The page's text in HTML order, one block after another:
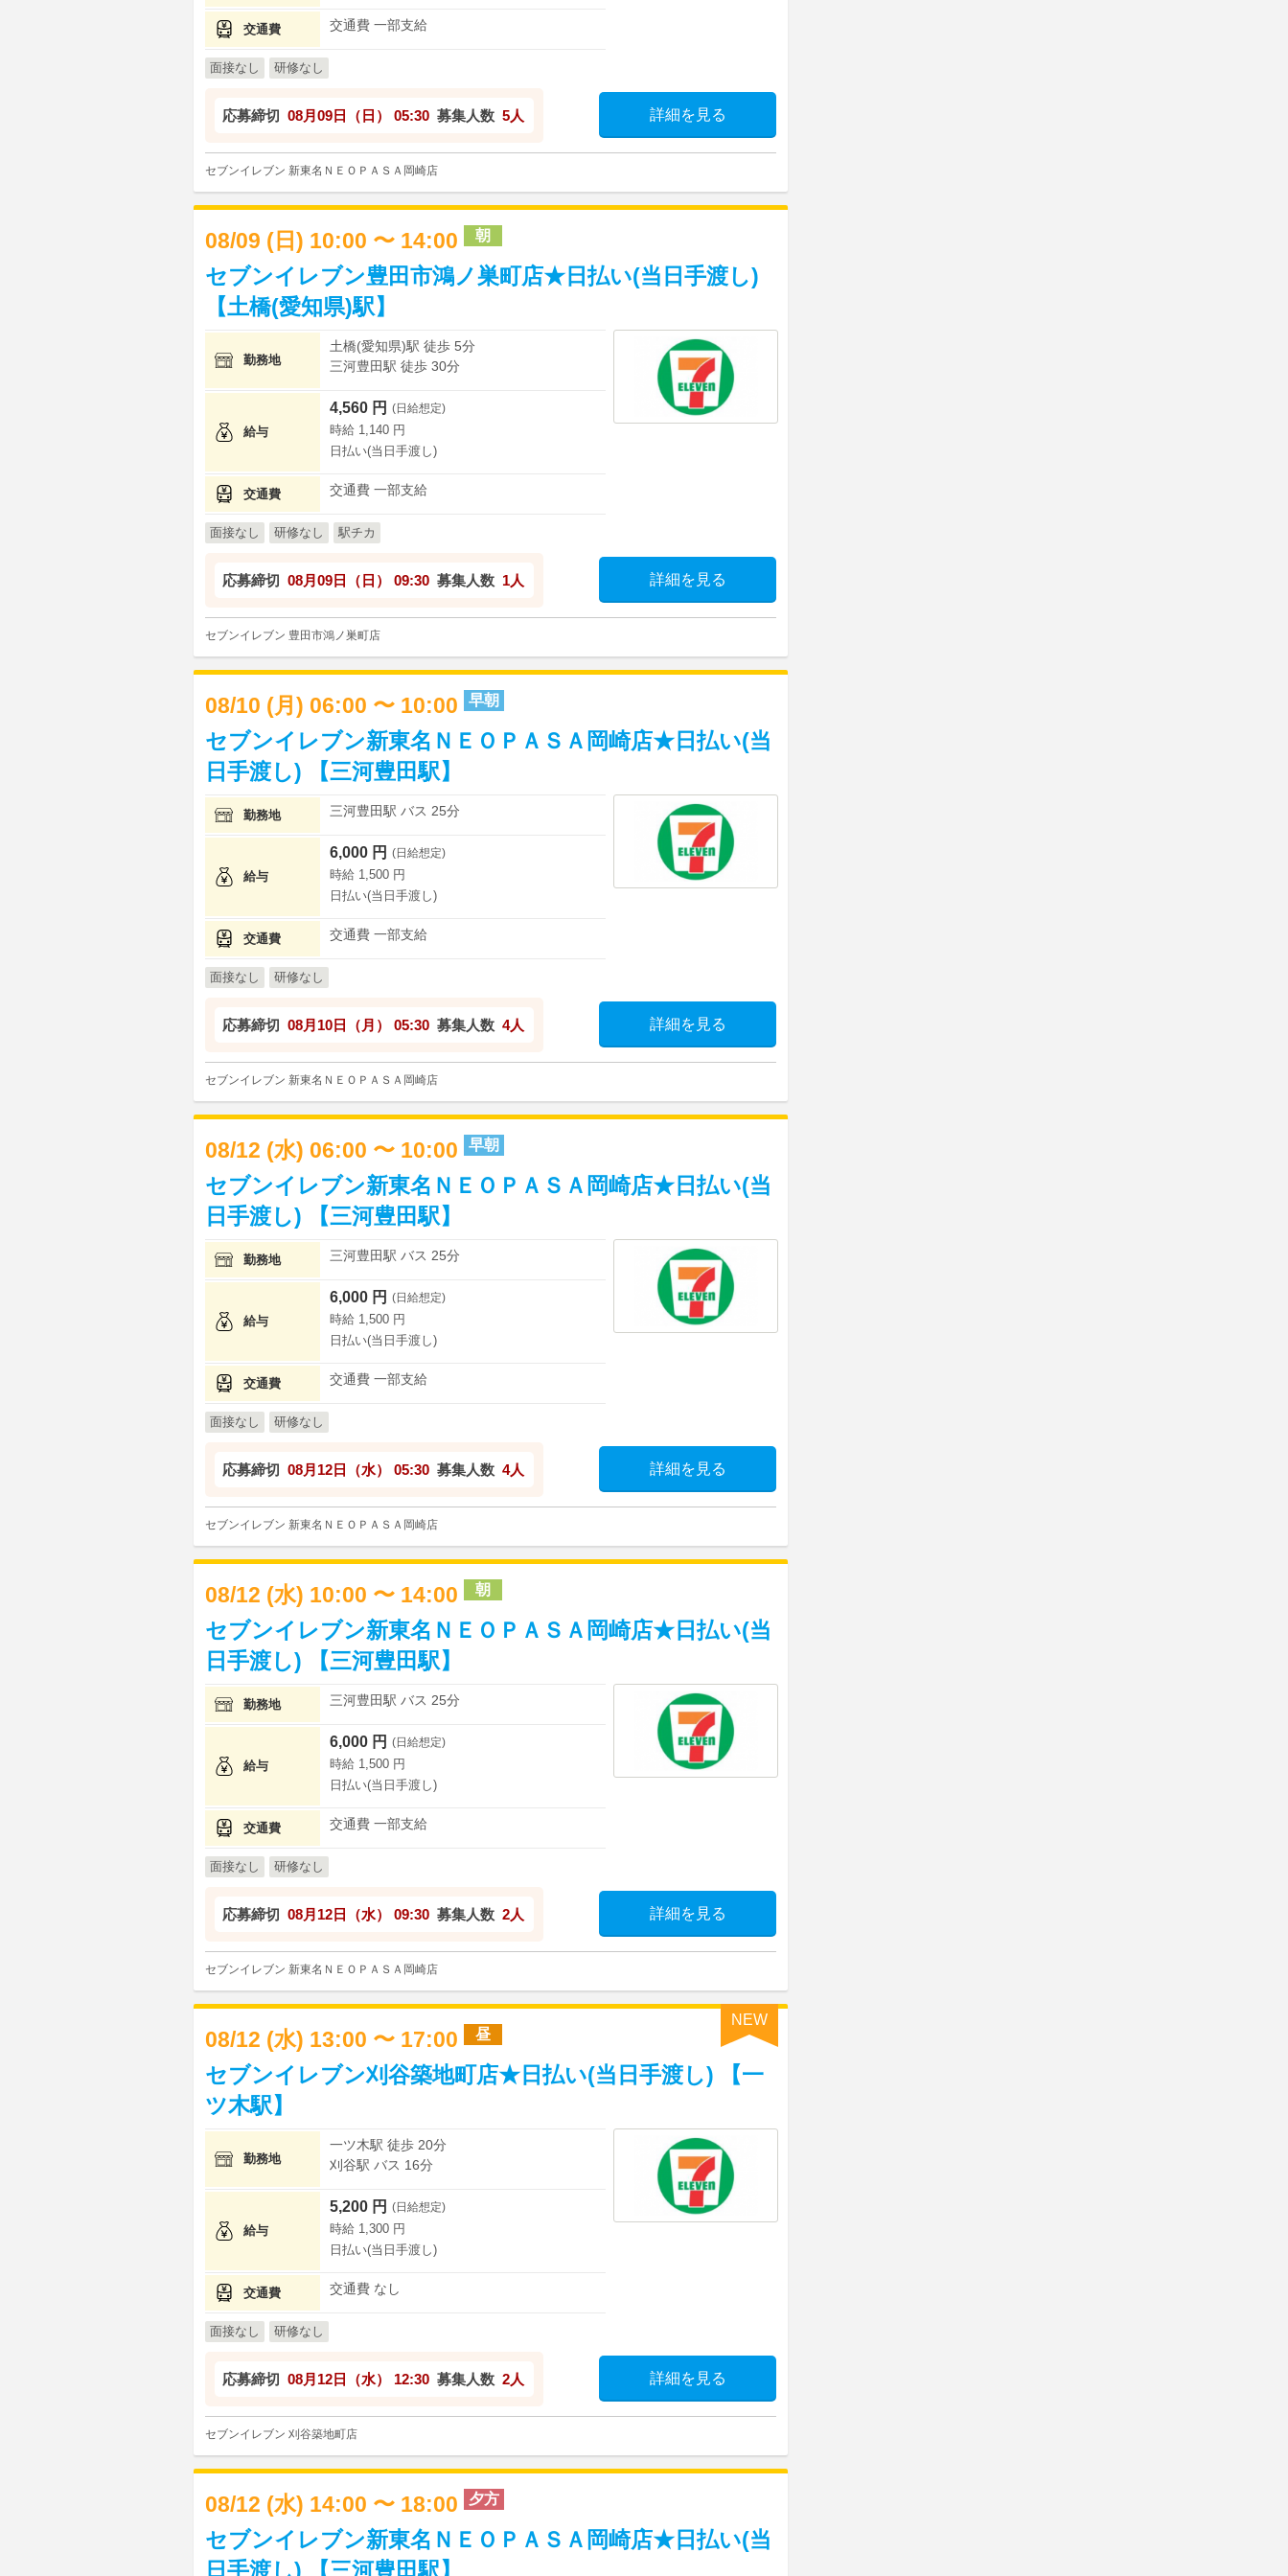
交通費 交通費 一部支給
面接なし 研修なし
応募締切 08月09日（日） 05:30 募集人数 5人 詳細を見る
セブンイレブン 新東名ＮＥＯＰＡＳＡ岡崎店
08/09 (日) 10:00 〜 14:00 朝
セブンイレブン豊田市鴻ノ巣町店★日払い(当日手渡し)
【土橋(愛知県)駅】
勤務地
土橋(愛知県)駅 徒歩 5分
三河豊田駅 徒歩 30分
給与
4,560 円 (日給想定)
時給 1,140 円
日払い(当日手渡し)
交通費 交通費 一部支給
面接なし 研修なし 駅チカ
応募締切 08月09日（日） 09:30 募集人数 1人 詳細を見る
セブンイレブン 豊田市鴻ノ巣町店
08/10 (月) 06:00 〜 10:00 早朝
セブンイレブン新東名ＮＥＯＰＡＳＡ岡崎店★日払い(当
日手渡し) 【三河豊田駅】
勤務地 三河豊田駅 バス 25分
給与
6,000 円 (日給想定)
時給 1,500 円
日払い(当日手渡し)
交通費 交通費 一部支給
面接なし 研修なし
応募締切 08月10日（月） 05:30 募集人数 4人 詳細を見る
セブンイレブン 新東名ＮＥＯＰＡＳＡ岡崎店
08/12 (水) 06:00 〜 10:00 早朝
セブンイレブン新東名ＮＥＯＰＡＳＡ岡崎店★日払い(当
日手渡し) 【三河豊田駅】
勤務地 三河豊田駅 バス 25分
給与
6,000 円 (日給想定)
時給 1,500 円
日払い(当日手渡し)
交通費 交通費 一部支給
面接なし 研修なし
応募締切 08月12日（水） 05:30 募集人数 4人 詳細を見る
セブンイレブン 新東名ＮＥＯＰＡＳＡ岡崎店
08/12 (水) 10:00 〜 14:00 朝
セブンイレブン新東名ＮＥＯＰＡＳＡ岡崎店★日払い(当
日手渡し) 【三河豊田駅】
勤務地 三河豊田駅 バス 25分
給与
6,000 円 (日給想定)
時給 1,500 円
日払い(当日手渡し)
交通費 交通費 一部支給
面接なし 研修なし
応募締切 08月12日（水） 09:30 募集人数 2人 詳細を見る
セブンイレブン 新東名ＮＥＯＰＡＳＡ岡崎店
NEW
08/12 (水) 13:00 〜 17:00 昼
セブンイレブン刈谷築地町店★日払い(当日手渡し) 【一
ツ木駅】
勤務地
一ツ木駅 徒歩 20分
刈谷駅 バス 16分
給与
5,200 円 (日給想定)
時給 1,300 円
日払い(当日手渡し)
交通費 交通費 なし
面接なし 研修なし
応募締切 08月12日（水） 12:30 募集人数 2人 詳細を見る
セブンイレブン 刈谷築地町店
08/12 (水) 14:00 〜 18:00 夕方
セブンイレブン新東名ＮＥＯＰＡＳＡ岡崎店★日払い(当
日手渡し) 【三河豊田駅】